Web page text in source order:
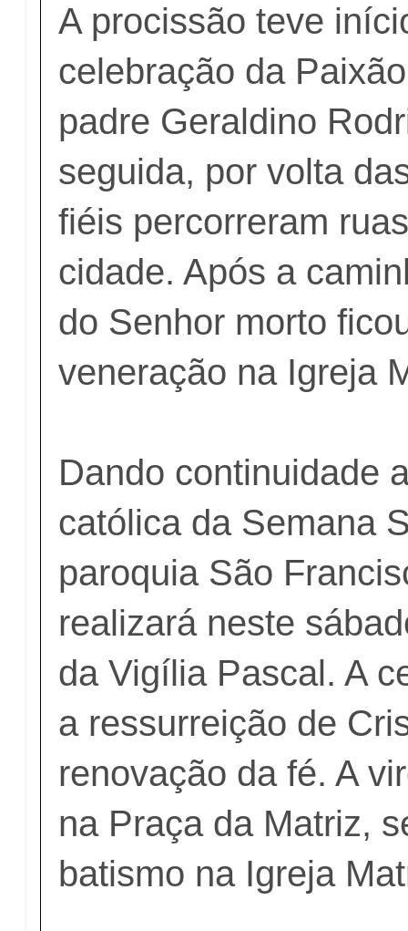
A procissão teve
celebração da
padre Geraldino
seguida, por volta
fiéis percorreram
cidade. Após a
do Senhor morto
veneração na Igreja
Dando continuidade
católica da Semana
paroquia São
realizará neste
da Vigília Pascal. A
a ressurreição de
renovação da fé. A
na Praça da Matriz,
batismo na Igreja